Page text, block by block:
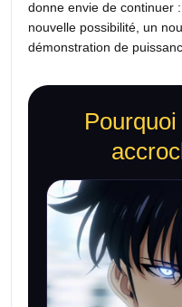
donne envie de continuer
nouvelle possibilité, un
démonstration de